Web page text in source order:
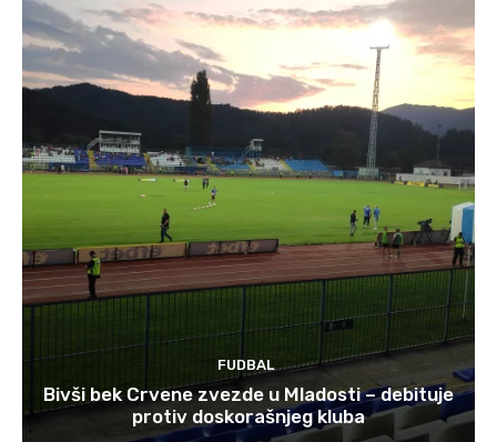
FUDBAL
Bivši bek Crvene zvezde u Mladosti – debituje
protiv doskorašnjeg kluba